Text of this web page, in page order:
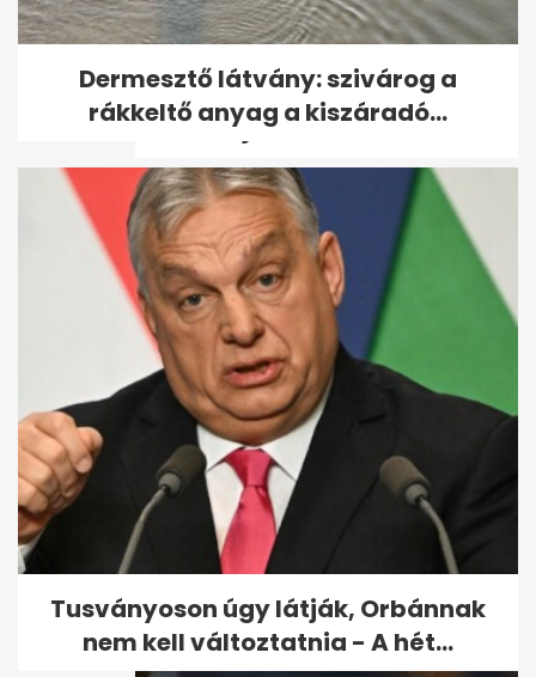
Nagy Márton: 2032-ben
nyithat Ferihegy 3-as
terminálja
Ferihegyi úti tragédia:
korábban már kitoloncolták a
nepáliakat
Dermesztő látvány: szivárog a
rákkeltő anyag a kiszáradó...
Tusványoson úgy látják, Orbánnak
nem kell változtatnia - A hét...